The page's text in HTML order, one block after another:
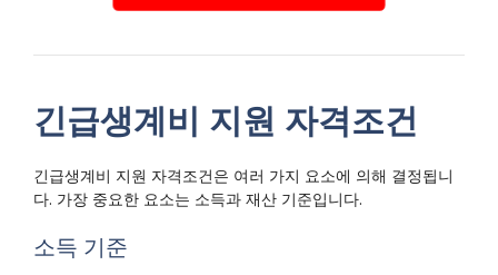
긴급생계비 지원 자격조건
긴급생계비 지원 자격조건은 여러 가지 요소에 의해 결정됩니
다. 가장 중요한 요소는 소득과 재산 기준입니다.
소득 기준